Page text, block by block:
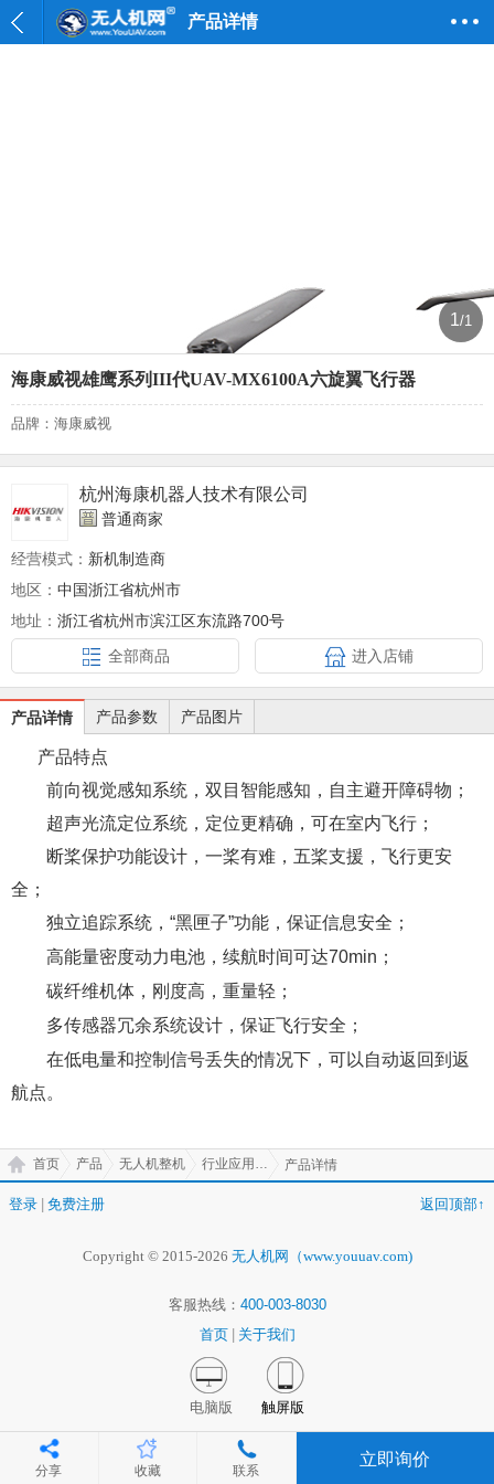
产品详情
1/1
海康威视雄鹰系列III代UAV-MX6100A六旋翼飞行器
品牌：海康威视
杭州海康机器人技术有限公司
普通商家
经营模式： 新机制造商
地区： 中国浙江省杭州市
地址： 浙江省杭州市滨江区东流路700号
全部商品
进入店铺
产品详情 产品参数 产品图片
产品特点
前向视觉感知系统，双目智能感知，自主避开障碍物；
超声光流定位系统，定位更精确，可在室内飞行；
断桨保护功能设计，一桨有难，五桨支援，飞行更安
全；
独立追踪系统，“黑匣子”功能，保证信息安全；
高能量密度动力电池，续航时间可达70min；
碳纤维机体，刚度高，重量轻；
多传感器冗余系统设计，保证飞行安全；
在低电量和控制信号丢失的情况下，可以自动返回到返
航点。
首页 产品 无人机整机 行业应用无人机 产品详情
登录 免费注册 返回顶部↑
Copyright © 2015-2026 无人机网（www.youuav.com)
客服热线： 400-003-8030
首页
关于我们
电脑版 触屏版
分享 收藏 联系
立即询价